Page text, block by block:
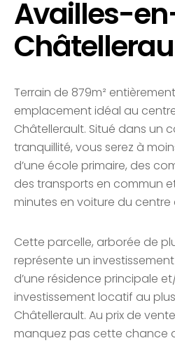
Availles-
Terrain de 879m²
emplacement idéal au
Châtellerault. Situé dans un
tranquillité, vous serez à
d’une école primaire, des
des transports en commun
minutes en voiture du centre
Cette parcelle, arborée de
représente un
d’une résidence principale
investissement locatif au
Châtellerault. Au prix de
manquez pas cette chance